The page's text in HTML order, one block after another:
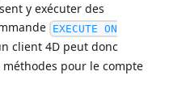
y exécuter des
EXECUTE ON
client 4D peut donc
pour le compte